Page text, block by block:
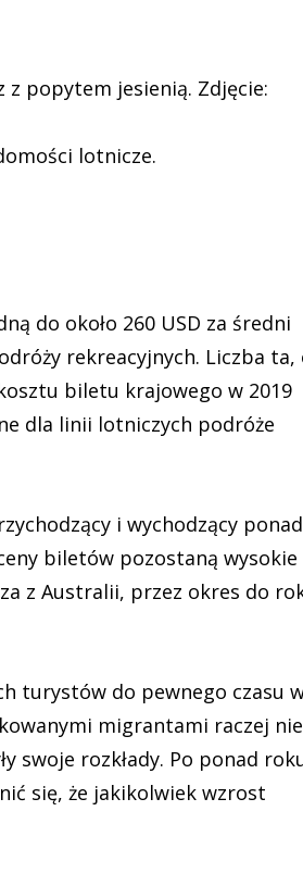
z popytem jesienią. Zdjęcie:
lotnicze.
do około 260 USD za średni
rekreacyjnych. Liczba ta,
biletu krajowego w 2019
dla linii lotniczych podróże
i wychodzący ponad
biletów pozostaną wysokie
z Australii, przez okres do
turystów do pewnego czasu
migrantami raczej nie
swoje rozkłady. Po ponad
się, że jakikolwiek wzrost